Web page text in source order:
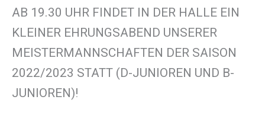
AB 19.30 UHR FINDET IN DER HALLE EIN
KLEINER EHRUNGSABEND UNSERER
MEISTERMANNSCHAFTEN DER SAISON
2022/2023 STATT (D-JUNIOREN UND B-
JUNIOREN)!